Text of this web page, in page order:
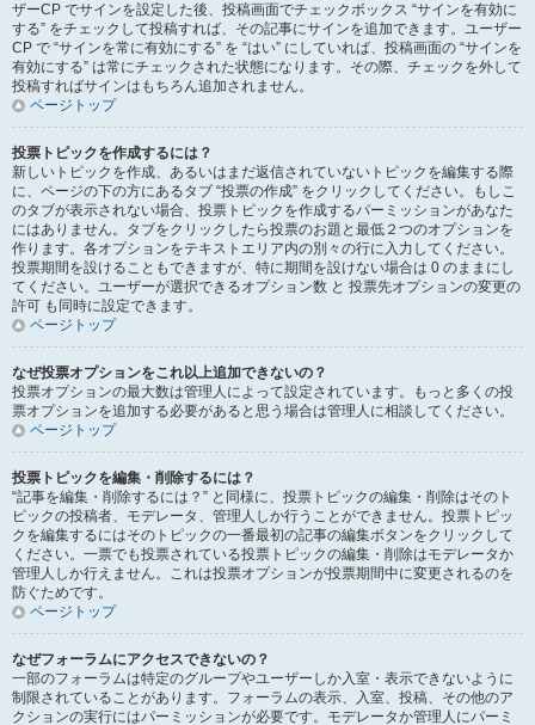
ザーCP でサインを設定した後、投稿画面でチェックボックス “サインを有効に
する” をチェックして投稿すれば、その記事にサインを追加できます。ユーザー
CP で “サインを常に有効にする” を “はい” にしていれば、投稿画面の “サインを
有効にする” は常にチェックされた状態になります。その際、チェックを外して
投稿すればサインはもちろん追加されません。
ページトップ
投票トピックを作成するには？
新しいトピックを作成、あるいはまだ返信されていないトピックを編集する際
に、ページの下の方にあるタブ “投票の作成” をクリックしてください。もしこ
のタブが表示されない場合、投票トピックを作成するパーミッションがあなた
にはありません。タブをクリックしたら投票のお題と最低２つのオプションを
作ります。各オプションをテキストエリア内の別々の行に入力してください。
投票期間を設けることもできますが、特に期間を設けない場合は 0 のままにし
てください。ユーザーが選択できるオプション数 と 投票先オプションの変更の
許可 も同時に設定できます。
ページトップ
なぜ投票オプションをこれ以上追加できないの？
投票オプションの最大数は管理人によって設定されています。もっと多くの投
票オプションを追加する必要があると思う場合は管理人に相談してください。
ページトップ
投票トピックを編集・削除するには？
“記事を編集・削除するには？” と同様に、投票トピックの編集・削除はそのト
ピックの投稿者、モデレータ、管理人しか行うことができません。投票トピッ
クを編集するにはそのトピックの一番最初の記事の編集ボタンをクリックして
ください。一票でも投票されている投票トピックの編集・削除はモデレータか
管理人しか行えません。これは投票オプションが投票期間中に変更されるのを
防ぐためです。
ページトップ
なぜフォーラムにアクセスできないの？
一部のフォーラムは特定のグループやユーザーしか入室・表示できないように
制限されていることがあります。フォーラムの表示、入室、投稿、その他のア
クションの実行にはパーミッションが必要です。モデレータか管理人にパーミ